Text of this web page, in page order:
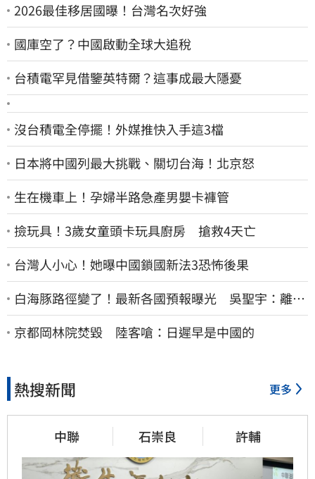
2026最佳移居國曝！台灣名次好強
國庫空了？中國啟動全球大追稅
台積電罕見借鑒英特爾？這事成最大隱憂
沒台積電全停擺！外媒推快入手這3檔
日本將中國列最大挑戰、關切台海！北京怒
生在機車上！孕婦半路急產男嬰卡褲管
撿玩具！3歲女童頭卡玩具廚房 搶救4天亡
台灣人小心！她曝中國鎖國新法3恐怖後果
白海豚路徑變了！最新各國預報曝光 吳聖宇：離台
灣又更近一點
京都岡林院焚毀 陸客嗆：日遲早是中國的
熱搜新聞 更多
中聯 石崇良 許輔